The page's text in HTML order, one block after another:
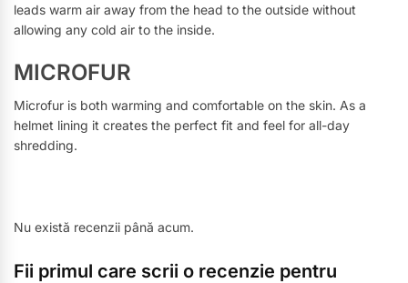
leads warm air away from the head to the outside without
allowing any cold air to the inside.
MICROFUR
Microfur is both warming and comfortable on the skin. As a
helmet lining it creates the perfect fit and feel for all-day
shredding.
Nu există recenzii până acum.
Fii primul care scrii o recenzie pentru